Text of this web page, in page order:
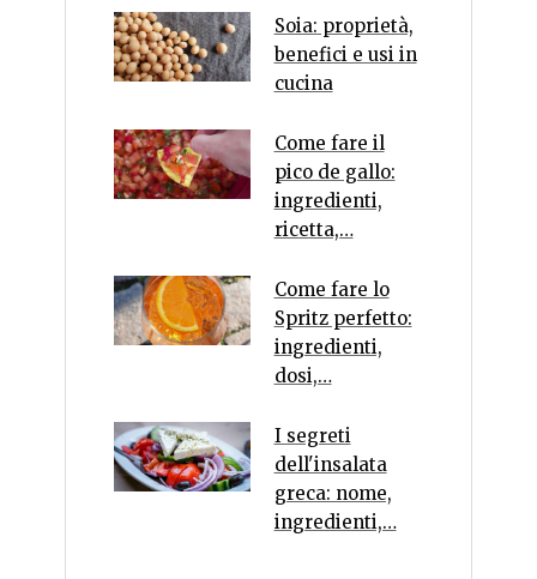
Soia: proprietà,
benefici e usi in
cucina
Come fare il
pico de gallo:
ingredienti,
ricetta,…
Come fare lo
Spritz perfetto:
ingredienti,
dosi,…
I segreti
dell'insalata
greca: nome,
ingredienti,…